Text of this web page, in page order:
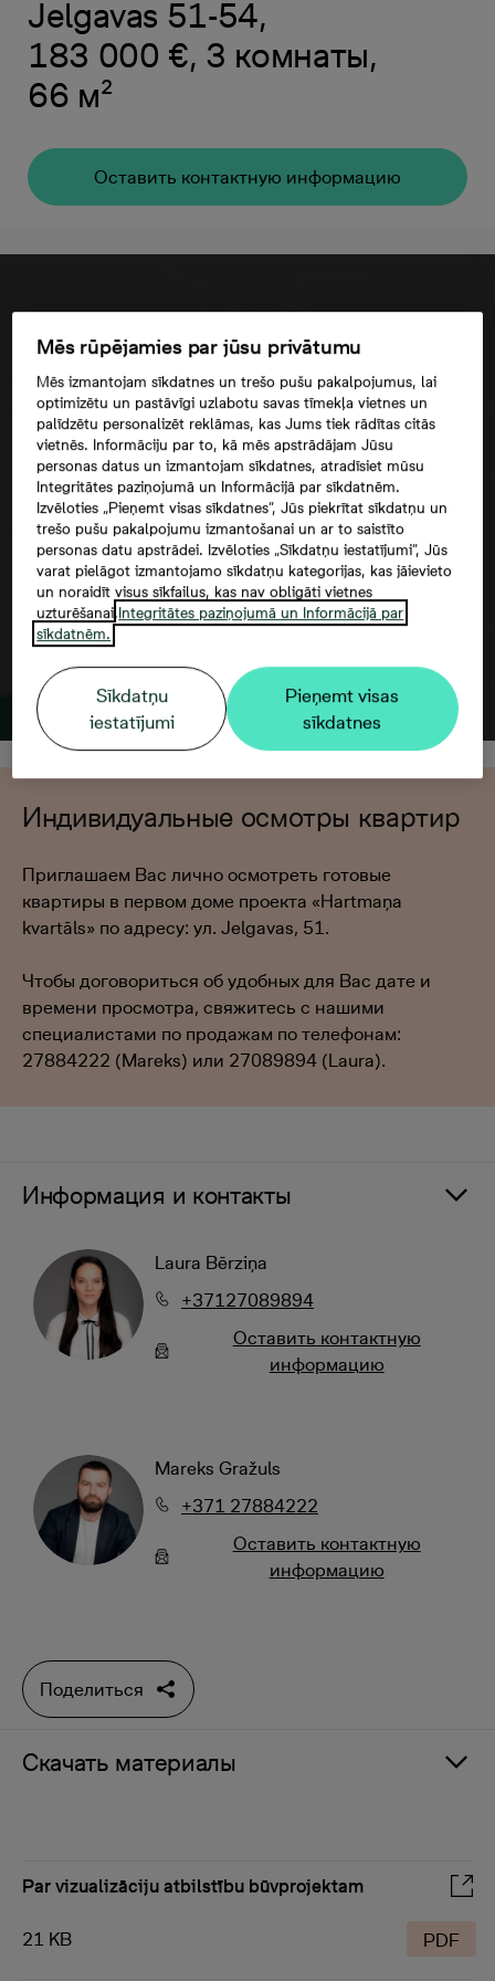
Jelgavas 51-54,
183 000 €, 3 комнаты,
66 м²
Oставить контактную информацию
Согласие третьего лица
Индивидуальные осмотры квартир
Приглашаем Вас лично осмотреть готовые
квартиры в первом доме проекта «Hartmaņa
kvartāls» по адресу: ул. Jelgavas, 51.
Чтобы договориться об удобных для Вас дате и
времени просмотра, свяжитесь с нашими
специалистами по продажам по телефонам:
27884222 (Mareks) или 27089894 (Laura).
Информация и контакты
Laura Bērziņa
+37127089894
Oставить контактную
информацию
Mareks Gražuls
+371 27884222
Oставить контактную
информацию
Поделиться
Скачать материалы
Par vizualizāciju atbilstību būvprojektam
21 KB PDF
Mēs rūpējamies par jūsu privātumu
Mēs izmantojam sīkdatnes un trešo pušu pakalpojumus, lai
optimizētu un pastāvīgi uzlabotu savas tīmekļa vietnes un
palīdzētu personalizēt reklāmas, kas Jums tiek rādītas citās
vietnēs. Informāciju par to, kā mēs apstrādājam Jūsu
personas datus un izmantojam sīkdatnes, atradīsiet mūsu
Integritātes paziņojumā un Informācijā par sīkdatnēm.
Izvēloties „Pieņemt visas sīkdatnes”, Jūs piekrītat sīkdatņu un
trešo pušu pakalpojumu izmantošanai un ar to saistīto
personas datu apstrādei. Izvēloties „Sīkdatņu iestatījumi”, Jūs
varat pielāgot izmantojamo sīkdatņu kategorijas, kas jāievieto
un noraidīt visus sīkfailus, kas nav obligāti vietnes
uzturēšanai.Integritātes paziņojumā un Informācijā par
sīkdatnēm.
Sīkdatņu
iestatījumi
Pieņemt visas
sīkdatnes